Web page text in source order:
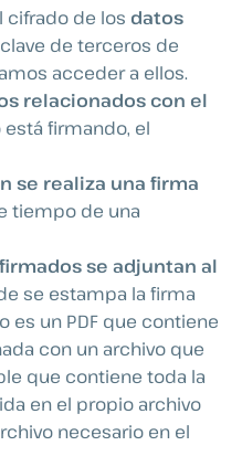
cifrado de los datos
de terceros de
acceder a ellos.
relacionados con el
firmando, el
se realiza una firma
tiempo de una
se adjuntan al
se estampa la firma
es un PDF que contiene
con un archivo que
que contiene toda la
en el propio archivo
necesario en el